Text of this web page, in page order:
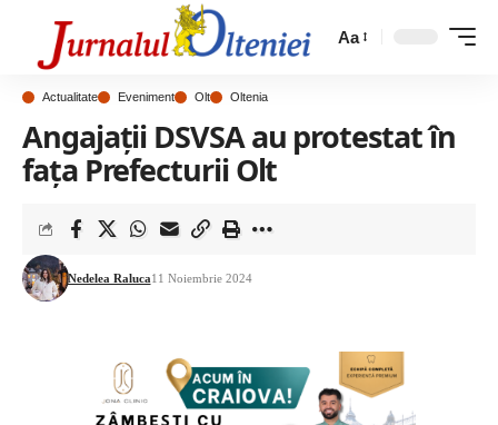
Aa
Actualitate Eveniment Olt Oltenia
Angajații DSVSA au protestat în
fața Prefecturii Olt
Nedelea Raluca11 Noiembrie 2024